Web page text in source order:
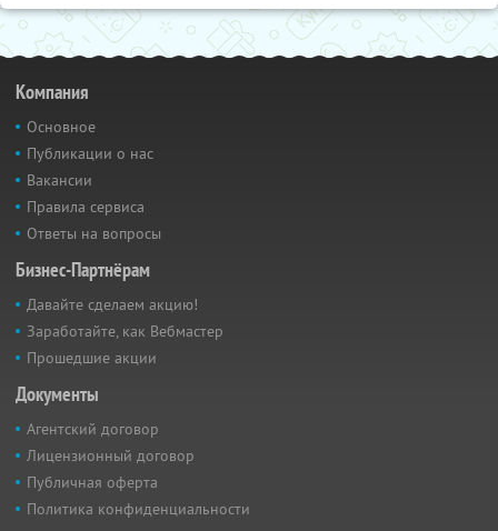
Компания
Основное
Публикации о нас
Вакансии
Правила сервиса
Ответы на вопросы
Бизнес-Партнёрам
Давайте сделаем акцию!
Заработайте, как Вебмастер
Прошедшие акции
Документы
Агентский договор
Лицензионный договор
Публичная оферта
Политика конфиденциальности